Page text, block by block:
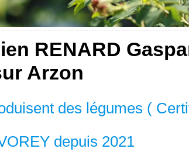
RENARD
Arzon
des légumes (
depuis 2021